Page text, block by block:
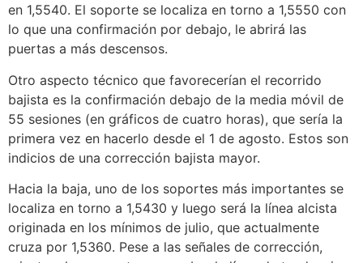
en 1,5540. El soporte se localiza en torno a 1,5550 con
lo que una confirmación por debajo, le abrirá las
puertas a más descensos.
Otro aspecto técnico que favorecerían el recorrido
bajista es la confirmación debajo de la media móvil de
55 sesiones (en gráficos de cuatro horas), que sería la
primera vez en hacerlo desde el 1 de agosto. Estos son
indicios de una corrección bajista mayor.
Hacia la baja, uno de los soportes más importantes se
localiza en torno a 1,5430 y luego será la línea alcista
originada en los mínimos de julio, que actualmente
cruza por 1,5360. Pese a las señales de corrección,